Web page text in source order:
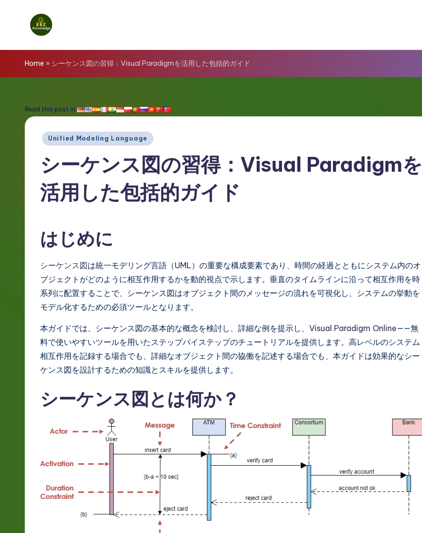
E
z
n
Home » シーケンス図の習得：Visual Paradigmを活用した包括的ガイド
Read this post in:
Posted
Unified Modeling Language
シーケンス図の習得：Visual Paradigmを
活用した包括的ガイド
はじめに
シーケンス図は統一モデリング言語（UML）の重要な構成要素であり、時間の経過とともにシステム内のオ
ブジェクトがどのように相互作用するかを動的視点で示します。垂直のタイムラインに沿って相互作用を時
系列に配置することで、シーケンス図はオブジェクト間のメッセージの流れを可視化し、システムの挙動を
モデル化するための必須ツールとなります。
本ガイドでは、シーケンス図の基本的な概念を検討し、詳細な例を提示し、 Visual Paradigm Online——無
料で使いやすいツールを用いたステップバイステップのチュートリアルを提供します。高レベルのシステム
相互作用を記録する場合でも、詳細なオブジェクト間の協働を記述する場合でも、本ガイドは効果的なシー
ケンス図を設計するための知識とスキルを提供します。
シーケンス図とは何か？